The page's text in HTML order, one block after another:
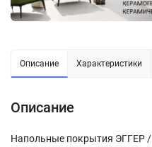
Описание Характеристики
Описание
Напольные покрытия ЭГГЕР /